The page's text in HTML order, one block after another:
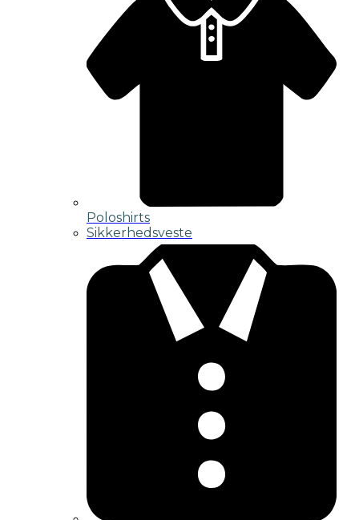
Poloshirts
Sikkerhedsveste